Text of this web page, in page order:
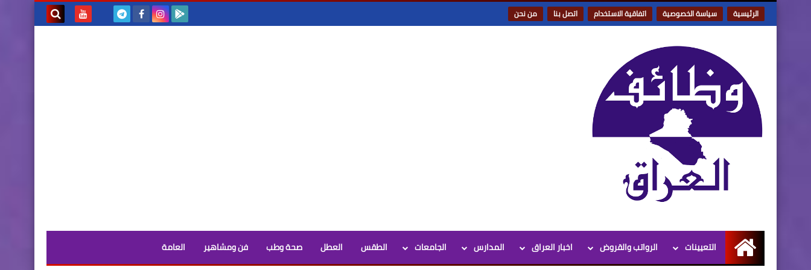
الرئيسية سياسة الخصوصية اتفاقية الاستخدام اتصل بنا من نحن
الرئيسية
التعيينات الرواتب والقروض اخبار العراق المدارس الجامعات الطقس العطل صحة وطب فن ومشاهير العامة